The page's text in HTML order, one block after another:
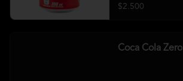
$2.500
Coca Cola Zero